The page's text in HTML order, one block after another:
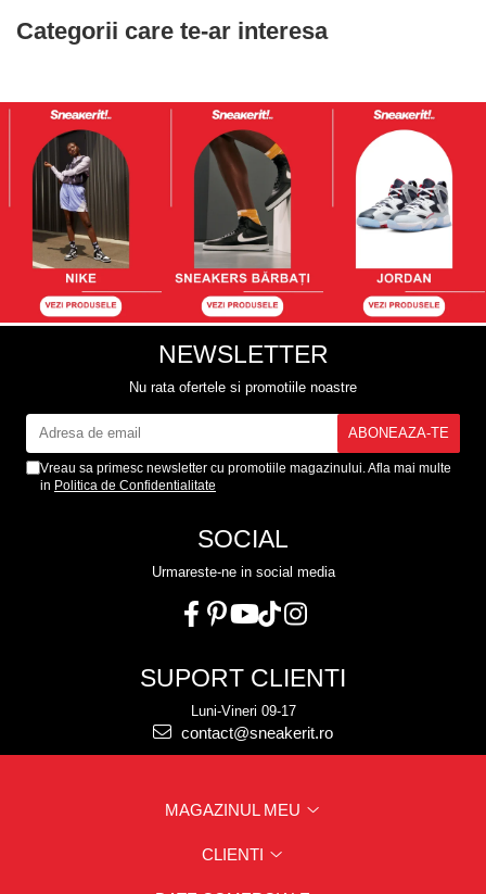
Categorii care te-ar interesa
NEWSLETTER
Nu rata ofertele si promotiile noastre
Vreau sa primesc newsletter cu promotiile magazinului. Afla mai multe
in Politica de Confidentialitate
SOCIAL
Urmareste-ne in social media
SUPORT CLIENTI
Luni-Vineri 09-17
contact@sneakerit.ro
MAGAZINUL MEU
CLIENTI